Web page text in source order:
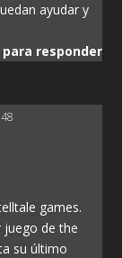
ayudar y
responder
games.
juego de the
su último